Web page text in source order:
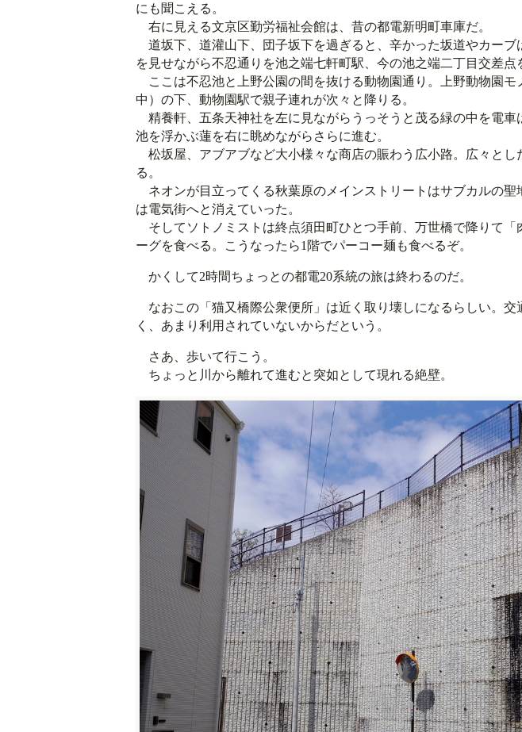
にも聞こえる。
右に見える文京区勤労福祉会館は、昔の都電新明町車庫だ。
道坂下、道灌山下、団子坂下を過ぎると、辛かった坂道やカーブ
を見せながら不忍通りを池之端七軒町駅、今の池之端二丁目交差点
ここは不忍池と上野公園の間を抜ける動物園通り。上野動物園モ
中）の下、動物園駅で親子連れが次々と降りる。
精養軒、五条天神社を左に見ながらうっそうと茂る緑の中を電車
池を浮かぶ蓮を右に眺めながらさらに進む。
松坂屋、アブアブなど大小様々な商店の賑わう広小路。広々とし
る。
ネオンが目立ってくる秋葉原のメインストリートはサブカルの聖
は電気街へと消えていった。
そしてソトノミストは終点須田町ひとつ手前、万世橋で降りて「
ーグを食べる。こうなったら1階でパーコー麺も食べるぞ。
かくして2時間ちょっとの都電20系統の旅は終わるのだ。
なおこの「猫又橋際公衆便所」は近く取り壊しになるらしい。交
く、あまり利用されていないからだという。
さあ、歩いて行こう。
ちょっと川から離れて進むと突如として現れる絶壁。